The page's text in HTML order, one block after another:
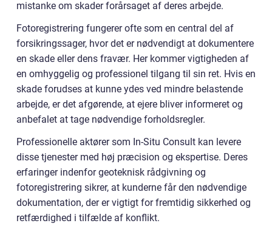
mistanke om skader forårsaget af deres arbejde.
Fotoregistrering fungerer ofte som en central del af
forsikringssager, hvor det er nødvendigt at dokumentere
en skade eller dens fravær. Her kommer vigtigheden af
en omhyggelig og professionel tilgang til sin ret. Hvis en
skade forudses at kunne ydes ved mindre belastende
arbejde, er det afgørende, at ejere bliver informeret og
anbefalet at tage nødvendige forholdsregler.
Professionelle aktører som In-Situ Consult kan levere
disse tjenester med høj præcision og ekspertise. Deres
erfaringer indenfor geoteknisk rådgivning og
fotoregistrering sikrer, at kunderne får den nødvendige
dokumentation, der er vigtigt for fremtidig sikkerhed og
retfærdighed i tilfælde af konflikt.